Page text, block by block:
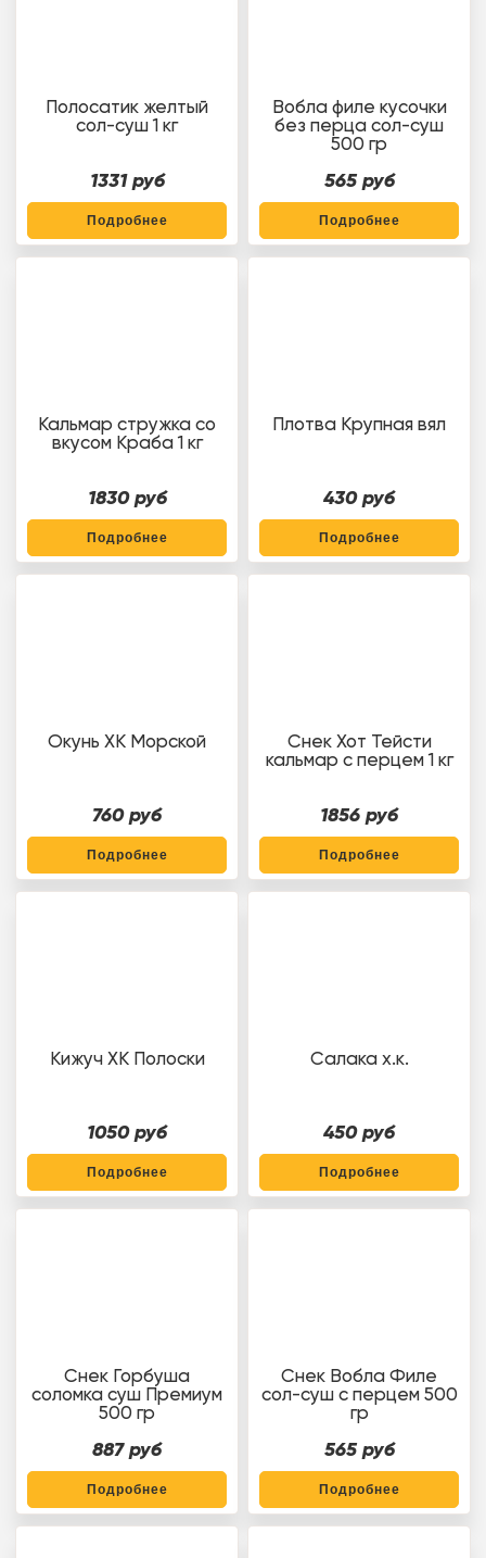
Полосатик желтый
сол-суш 1 кг
1331 руб
Подробнее
Вобла филе кусочки
без перца сол-суш
500 гр
565 руб
Подробнее
Кальмар стружка со
вкусом Краба 1 кг
1830 руб
Подробнее
Плотва Крупная вял
430 руб
Подробнее
Окунь ХК Морской
760 руб
Подробнее
Снек Хот Тейсти
кальмар с перцем 1 кг
1856 руб
Подробнее
Кижуч ХК Полоски
1050 руб
Подробнее
Салака х.к.
450 руб
Подробнее
Снек Горбуша
соломка суш Премиум
500 гр
887 руб
Подробнее
Снек Вобла Филе
сол-суш с перцем 500
гр
565 руб
Подробнее